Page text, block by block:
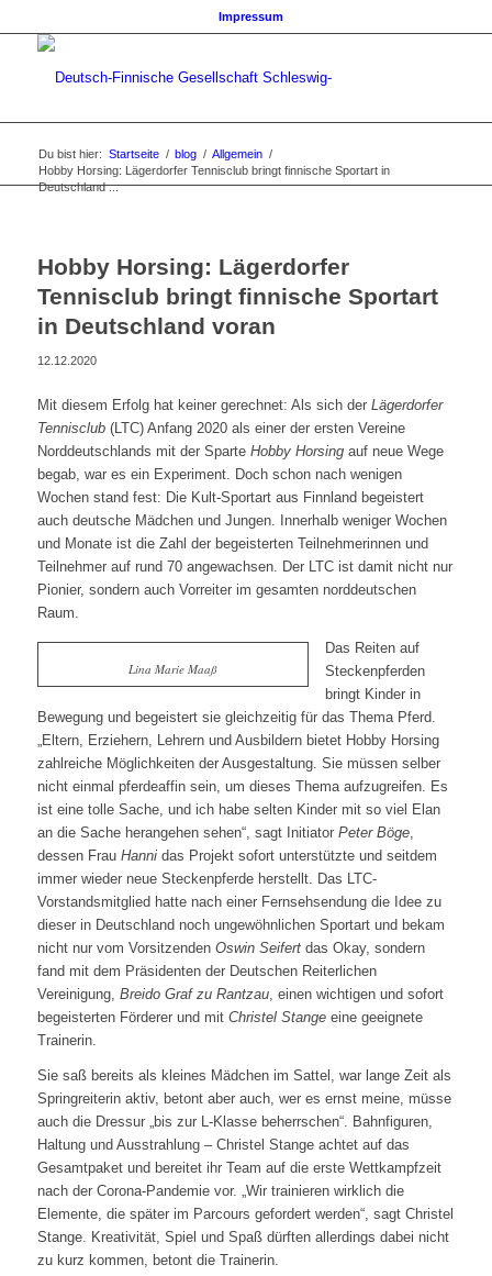
Impressum
Du bist hier: Startseite / blog / Allgemein /
Hobby Horsing: Lägerdorfer Tennisclub bringt finnische Sportart in
Deutschland ...
Hobby Horsing: Lägerdorfer
Tennisclub bringt finnische Sportart
in Deutschland voran
12.12.2020
Mit diesem Erfolg hat keiner gerechnet: Als sich der Lägerdorfer
Tennisclub(LTC) Anfang 2020 als einer der ersten Vereine
Norddeutschlands mit der Sparte Hobby Horsingauf neue Wege
begab, war es ein Experiment. Doch schon nach wenigen
Wochen stand fest: Die Kult-Sportart aus Finnland begeistert
auch deutsche Mädchen und Jungen.
Innerhalb weniger Wochen
und Monate ist die Zahl der begeisterten Teilnehmerinnen und
Teilnehmer auf rund 70 angewachsen. Der LTC ist damit nicht nur
Pionier, sondern auch Vorreiter im gesamten norddeutschen
Raum.
Lina Marie Maaß
Das Reiten auf
Steckenpferden
bringt Kinder in
Bewegung und begeistert sie gleichzeitig für das Thema Pferd.
„Eltern, Erziehern, Lehrern und Ausbildern bietet Hobby Horsing
zahlreiche Möglichkeiten der Ausgestaltung. Sie müssen selber
nicht einmal pferdeaffin sein, um dieses Thema aufzugreifen. Es
ist eine tolle Sache, und ich habe selten Kinder mit so viel Elan
an die Sache herangehen sehen“, sagt Initiator Peter Böge,
dessen Frau Hannidas Projekt sofort unterstützte und seitdem
immer wieder neue Steckenpferde herstellt. Das LTC-
Vorstandsmitglied hatte nach einer Fernsehsendung die Idee zu
dieser in Deutschland noch ungewöhnlichen Sportart und bekam
nicht nur vom Vorsitzenden Oswin Seifertdas Okay, sondern
fand mit dem Präsidenten der Deutschen Reiterlichen
Vereinigung, Breido Graf zu Rantzau, einen wichtigen und sofort
begeisterten Förderer und mit Christel Stangeeine geeignete
Trainerin.
Sie saß bereits als kleines Mädchen im Sattel, war lange Zeit als
Springreiterin aktiv, betont aber auch, wer es ernst meine, müsse
auch die Dressur „bis zur L-Klasse beherrschen“. Bahnfiguren,
Haltung und Ausstrahlung – Christel Stange achtet auf das
Gesamtpaket und bereitet ihr Team auf die erste Wettkampfzeit
nach der Corona-Pandemie vor. „Wir trainieren wirklich die
Elemente, die später im Parcours gefordert werden“, sagt Christel
Stange. Kreativität, Spiel und Spaß dürften allerdings dabei nicht
zu kurz kommen, betont die Trainerin.